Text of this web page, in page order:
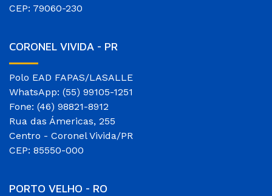
CEP: 79060-230
CORONEL VIVIDA - PR
Polo EAD FAPAS/LASALLE
WhatsApp: (55) 99105-1251
Fone: (46) 98821-8912
Rua das Ámericas, 255
Centro - Coronel Vivida/PR
CEP: 85550-000
PORTO VELHO - RO